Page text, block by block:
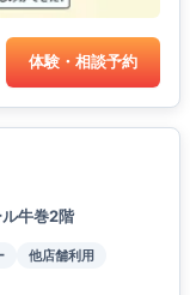
体験・相談予約
牛巻2階
他店舗利用